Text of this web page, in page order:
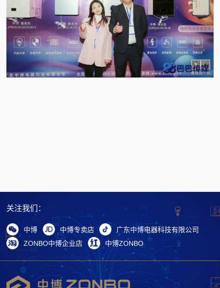
关注我们：
中博 中博专卖店
广东中博电器科技有限公司
ZONBO中博企业店
中博ZONBO